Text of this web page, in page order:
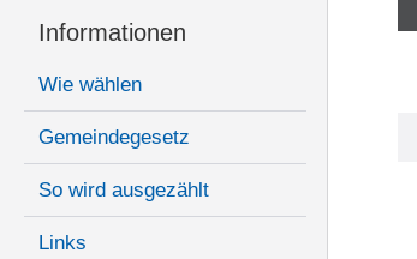
Informationen
Wie wählen
Gemeindegesetz
So wird ausgezählt
Links